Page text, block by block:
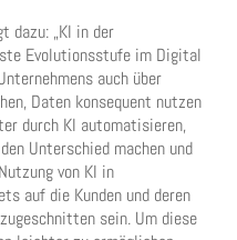
dazu: „KI in der
Evolutionsstufe im Digital
auch über
Daten konsequent nutzen
durch KI automatisieren,
Unterschied machen und
von KI in
auf die Kunden und deren
sein. Um diese